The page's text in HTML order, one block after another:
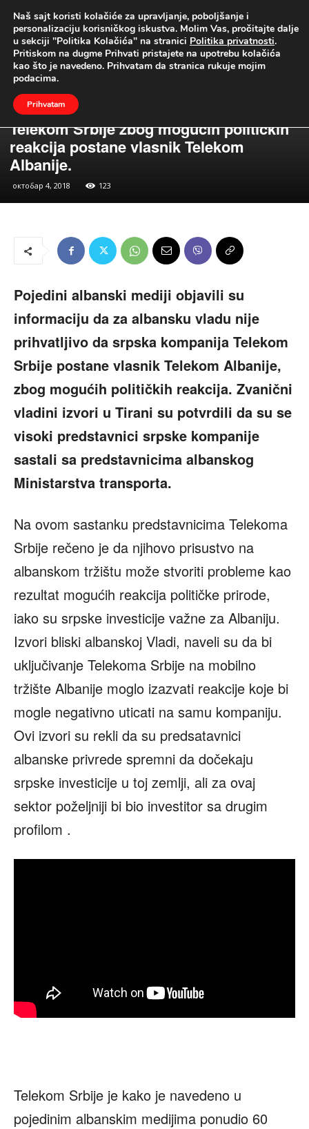
UŽIVO
Naslovna Vesti Privreda
Vesti Privreda
Pojedini albanski mediji objavili su
informaciju da za albansku vladu nije
prihvatljivo da srpska kompanija
Telekom Srbije zbog mogućih političkih
reakcija postane vlasnik Telekom
Albanije.
октобар 4, 2018 123
Pojedini albanski mediji objavili su
informaciju da za albansku vladu nije
prihvatljivo da srpska kompanija Telekom
Srbije postane vlasnik Telekom Albanije,
zbog mogućih političkih reakcija. Zvanični
vladini izvori u Tirani su potvrdili da su se
visoki predstavnici srpske kompanije
sastali sa predstavnicima albanskog
Ministarstva transporta.
Na ovom sastanku predstavnicima Telekoma
Srbije rečeno je da njihovo prisustvo na
albanskom tržištu može stvoriti probleme kao
rezultat mogućih reakcija političke prirode,
iako su srpske investicije važne za Albaniju.
Izvori bliski albanskoj Vladi, naveli su da bi
uključivanje Telekoma Srbije na mobilno
tržište Albanije moglo izazvati reakcije koje bi
mogle negativno uticati na samu kompaniju.
Ovi izvori su rekli da su predsatavnici
albanske privrede spremni da dočekaju
srpske investicije u toj zemlji, ali za ovaj
sektor poželjniji bi bio investitor sa drugim
profilom .
Telekom Srbije je kako je navedeno u
pojedinim albanskim medijima ponudio 60
Naš sajt koristi kolačiće za upravljanje, poboljšanje i
personalizaciju korisničkog iskustva. Molim Vas, pročitajte dalje
u sekciji "Politika Kolačića" na stranici Politika privatnosti.
Pritiskom na dugme Prihvati pristajete na upotrebu kolačića
kao što je navedeno. Prihvatam da stranica rukuje mojim
podacima.
Prihvatam